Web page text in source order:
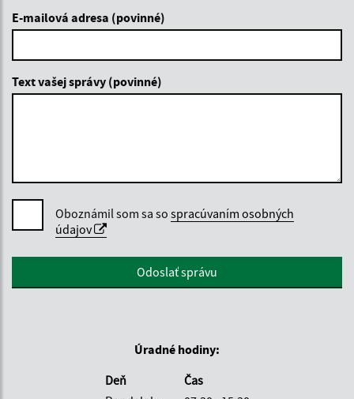
E-mailová adresa (povinné)
Text vašej správy (povinné)
Oboznámil som sa so spracúvaním osobných
údajov
Google reCaptcha ResponseOdoslať správu
Úradné hodiny:
Deň
Čas